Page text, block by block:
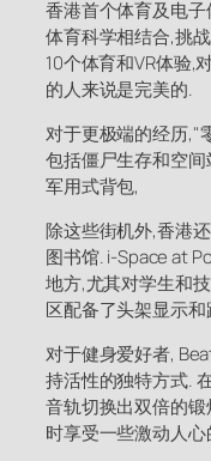
香港首个体育及电
体育科学相结合,挑
10个体育和VR体验,
的人来说是完美的.
对于更极端的经历,"
包括僵尸生存和空间
军用式背包,
除这些街机外,香港
图书馆. i-Space at
地方,尤其对学生和
区配备了头架显示
对于健身爱好者,
持活性的独特方式.
音轨切换出双倍的
时享受一些激动人